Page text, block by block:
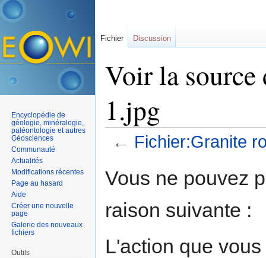
Voir la
1.jpg
← Fichier:Granite
Vous ne pouvez
raison suivante :
L'action que
Fichier Discussion
Encyclopédie de
géologie, minéralogie,
paléontologie et autres
Géosciences
Communauté
Actualités
Modifications récentes
Page au hasard
Aide
Créer une nouvelle
page
Galerie des nouveaux
fichiers
Outils